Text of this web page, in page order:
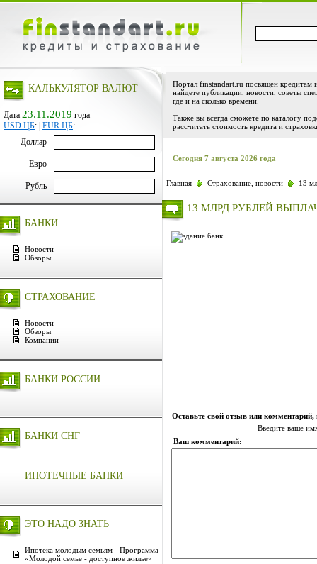
КАЛЬКУЛЯТОР ВАЛЮТ
Дата 23.11.2019 года
USD ЦБ: EUR ЦБ:
Доллар
Евро
Рубль
БАНКИ
Новости
Обзоры
СТРАХОВАНИЕ
Новости
Обзоры
Компании
БАНКИ РОССИИ
БАНКИ СНГ
ИПОТЕЧНЫЕ БАНКИ
ЭТО НАДО ЗНАТЬ
Ипотека молодым семьям - Программа
«Молодой семье - доступное жилье»
Портал finstandart.ru посвящен кредитам
найдете публикации, новости, советы
где и на сколько времени.
Также вы всегда сможете по каталогу
рассчитать стоимость кредита и
Сегодня 7 августа 2026 года
Главная Страхование, новости 13
13 МЛРД РУБЛЕЙ
Оставьте свой отзыв или комментарий,
Введите ваше
Ваш комментарий: